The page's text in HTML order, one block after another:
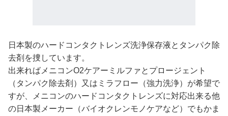
日本製のハードコンタクトレンズ洗浄保存液とタンパク除
去剤を捜しています。
出来ればメニコンO2ケアーミルファとプロージェント
（タンパク除去剤）又はミラフロー（強力洗浄）が希望で
すが、メニコンのハードコンタクトレンズに対応出来る他
の日本製メーカー（バイオクレンモノケアなど）でもかま